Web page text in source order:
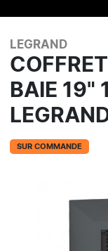
LEGRAND
BAIE 19"
SUR COMMANDE